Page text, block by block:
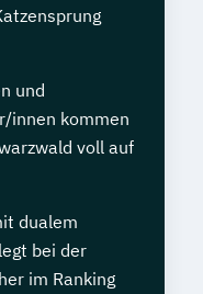
und
innen kommen
voll auf
dualem
bei der
im Ranking